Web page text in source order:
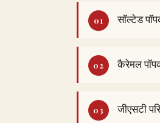
सॉल्टेड
कैरेमल
जीएसटी